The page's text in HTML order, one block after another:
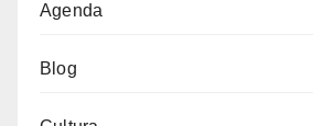
Agenda
Blog